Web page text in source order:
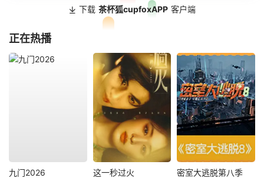
下载 茶杯狐cupfoxAPP 客户端
正在热播
九门2026 这一秒过火 密室大逃脱第八季